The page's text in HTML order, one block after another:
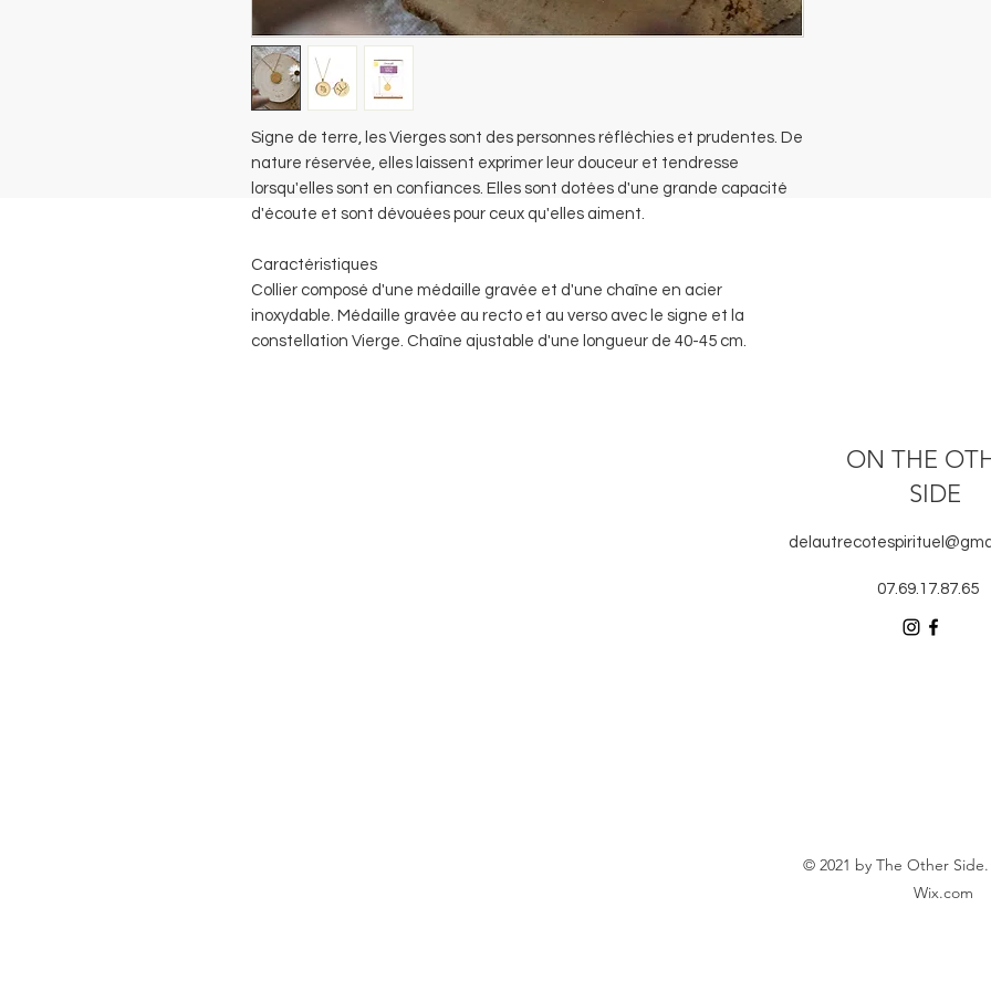
Signe de terre, les Vierges sont des personnes réfléchies et prudentes. De
nature réservée, elles laissent exprimer leur douceur et tendresse
lorsqu'elles sont en confiances. Elles sont dotées d'une grande capacité
d'écoute et sont dévouées pour ceux qu'elles aiment.
Caractéristiques
Collier composé d'une médaille gravée et d'une chaîne en acier
inoxydable. Médaille gravée au recto et au verso avec le signe et la
constellation Vierge. Chaîne ajustable d'une longueur de 40-45 cm.
ON THE
SIDE
07.69.17.87.65
© 2021 by The Other
Wix.com